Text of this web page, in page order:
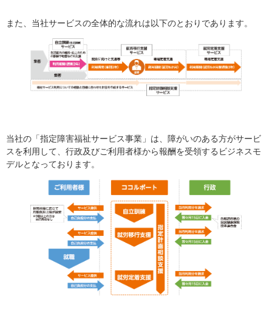
また、当社サービスの全体的な流れは以下のとおりであります。
当社の「指定障害福祉サービス事業」は、障がいのある方がサービ
スを利用して、行政及びご利用者様から報酬を受領するビジネスモ
デルとなっております。